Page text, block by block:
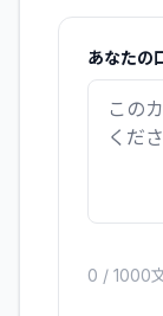
あなたの
0 / 1000